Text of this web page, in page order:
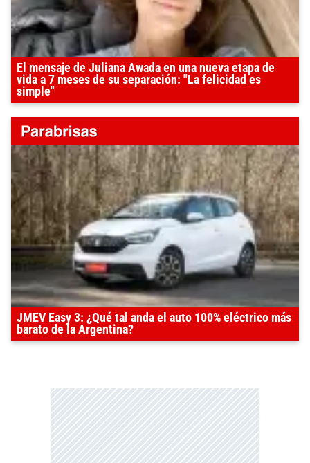
El mensaje de Juliana Awada en una nueva etapa de
vida a 7 meses de su separación: "La felicidad es
simple"
JMEV Easy 3: ¿Qué tal anda el auto 100% eléctrico más
barato de la Argentina?